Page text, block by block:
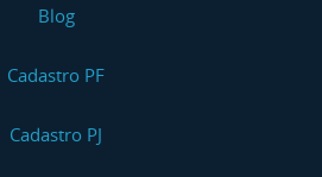
Blog
Cadastro PF
Cadastro PJ